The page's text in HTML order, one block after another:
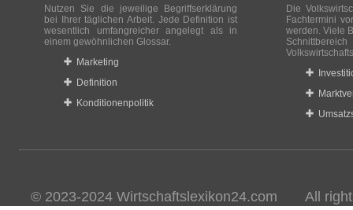
Nutzen Sie die jeweilige Begriffserklärung
bei Ihrer täglichen Arbeit. Jede Definition ist
wesentlich umfangreicher angelegt als in
einem gewöhnlichen Glossar.
Marketing
Definition
Konditionenpolitik
Die
Fachtermini
werden. Viele
© 2023-2024 Wirtschaftslexikon24.com All